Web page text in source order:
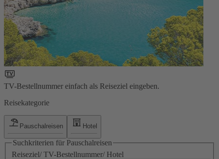
TV-Bestellnummer einfach als Reiseziel eingeben.
Reisekategorie
Pauschalreisen Hotel
Suchkriterien für Pauschalreisen
Reiseziel/ TV-Bestellnummer/ Hotel